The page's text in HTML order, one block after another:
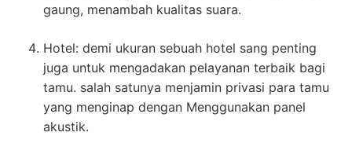
gaung, menambah kualitas suara.
Hotel: demi ukuran sebuah hotel sang penting
juga untuk mengadakan pelayanan terbaik bagi
tamu. salah satunya menjamin privasi para tamu
yang menginap dengan Menggunakan panel
akustik.